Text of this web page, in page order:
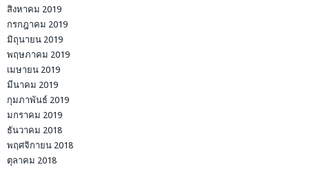
สิงหาคม 2019
กรกฎาคม 2019
มิถุนายน 2019
พฤษภาคม 2019
เมษายน 2019
มีนาคม 2019
กุมภาพันธ์ 2019
มกราคม 2019
ธันวาคม 2018
พฤศจิกายน 2018
ตุลาคม 2018